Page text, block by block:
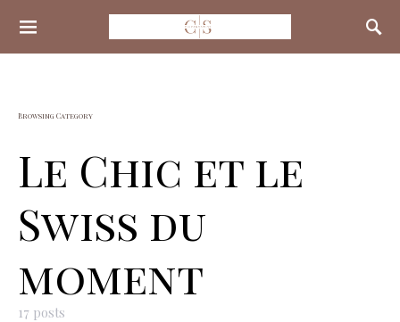
Search for:
Browsing Category
Le Chic et le
Swiss du
moment
17 posts